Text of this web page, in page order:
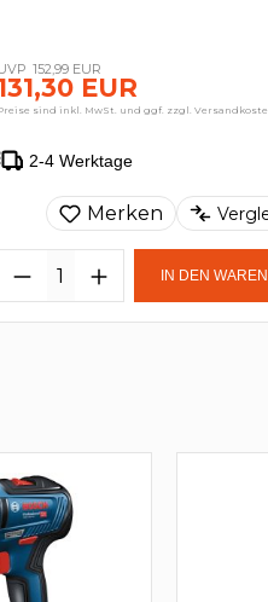
152,99 EUR
EUR
sind inkl. MwSt. und ggf. zzgl.
2-4 Werktage
Merken
IN DEN